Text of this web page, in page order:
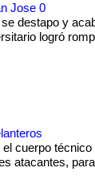
Jose 0
destapo y
logró
cuerpo
atacantes,